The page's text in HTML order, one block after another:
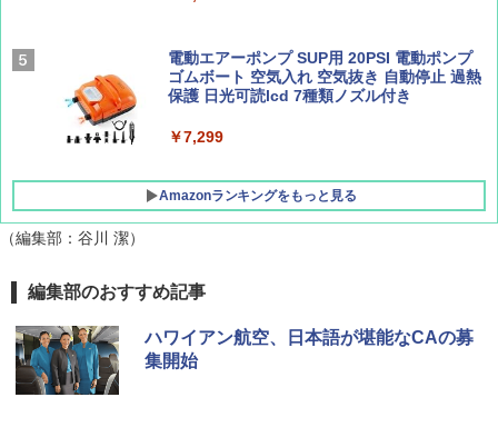
￥1,500
￥1,540
￥8,991
X 2人用 3人用 キャンプ アウトドア フェス
￥20,718
電動エアーポンプ SUP用 20PSI 電動ポンプ
ゴムボート 空気入れ 空気抜き 自動停止 過熱
保護 日光可読lcd 7種類ノズル付き
￥7,299
Amazonランキングをもっと見る
（編集部：谷川 潔）
編集部のおすすめ記事
ハワイアン航空、日本語が堪能なCAの募
集開始